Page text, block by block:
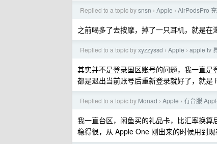
Replied to a topic bysnsn › Apple › AirPodsPro
之前喝多了去按摩，掉了一只耳机，就是
Replied to a topic byxyzzyssd › Apple › apple tv
其实并不是登录国区账号的问题，我一直
都是退出当前账号后重新登录就好了，就是
Replied to a topic by Monad › Apple › 有台服
我一直台区，闲鱼买的礼品卡，比汇率换算
稳得很，从 Apple One 刚出来的时候用到